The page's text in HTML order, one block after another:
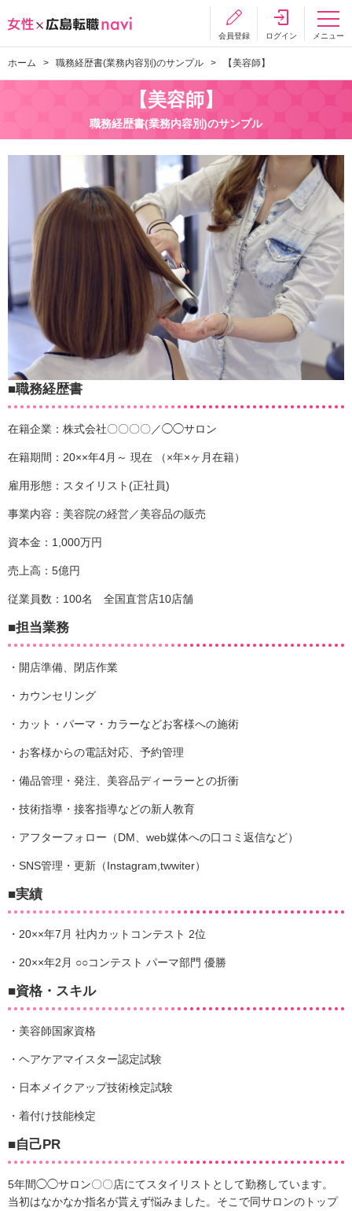
会員登録 ログイン メニュー
ホーム 職務経歴書(業務内容別)のサンプル 【美容師】
【美容師】
職務経歴書(業務内容別)のサンプル
■職務経歴書
在籍企業：株式会社〇〇〇〇／◯◯サロン
在籍期間：20××年4月～ 現在 （×年×ヶ月在籍）
雇用形態：スタイリスト(正社員)
事業内容：美容院の経営／美容品の販売
資本金：1,000万円
売上高：5億円
従業員数：100名 全国直営店10店舗
■担当業務
・開店準備、閉店作業
・カウンセリング
・カット・パーマ・カラーなどお客様への施術
・お客様からの電話対応、予約管理
・備品管理・発注、美容品ディーラーとの折衝
・技術指導・接客指導などの新人教育
・アフターフォロー（DM、web媒体への口コミ返信など）
・SNS管理・更新（Instagram,twwiter）
■実績
・20××年7月 社内カットコンテスト 2位
・20××年2月 ○○コンテスト パーマ部門 優勝
■資格・スキル
・美容師国家資格
・ヘアケアマイスター認定試験
・日本メイクアップ技術検定試験
・着付け技能検定
■自己PR
5年間◯◯サロン〇〇店にてスタイリストとして勤務しています。
当初はなかなか指名が貰えず悩みました。そこで同サロンのトップ